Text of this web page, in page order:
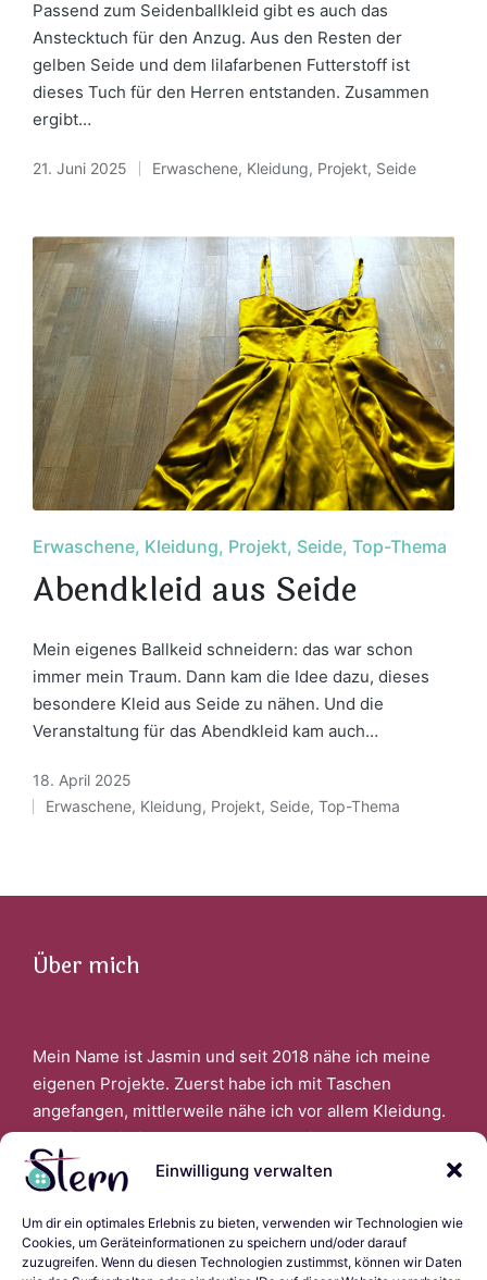
Einwilligung verwalten
Um dir ein optimales Erlebnis zu bieten, verwenden wir Technologien wie
Cookies, um Geräteinformationen zu speichern und/oder darauf
zuzugreifen. Wenn du diesen Technologien zustimmst, können wir Daten
Passend zum Seidenballkleid gibt es auch das
Anstecktuch für den Anzug. Aus den Resten der
gelben Seide und dem lilafarbenen Futterstoff ist
dieses Tuch für den Herren entstanden. Zusammen
ergibt…
21. Juni 2025
Posted
Erwaschene, Kleidung, Projekt, Seide
Posted
in
Erwaschene Kleidung Projekt Seide Top-Thema
Abendkleid aus Seide
Mein eigenes Ballkeid schneidern: das war schon
immer mein Traum. Dann kam die Idee dazu, dieses
besondere Kleid aus Seide zu nähen. Und die
Veranstaltung für das Abendkleid kam auch…
18. April 2025
Posted
Erwaschene, Kleidung, Projekt, Seide, Top-Thema
Über mich
Mein Name ist Jasmin und seit 2018 nähe ich meine
eigenen Projekte. Zuerst habe ich mit Taschen
angefangen, mittlerweile nähe ich vor allem Kleidung.
Faszinert bin ich auch davon, wenn ich aus alter
Kleidung Neues schaffen kann.
Links